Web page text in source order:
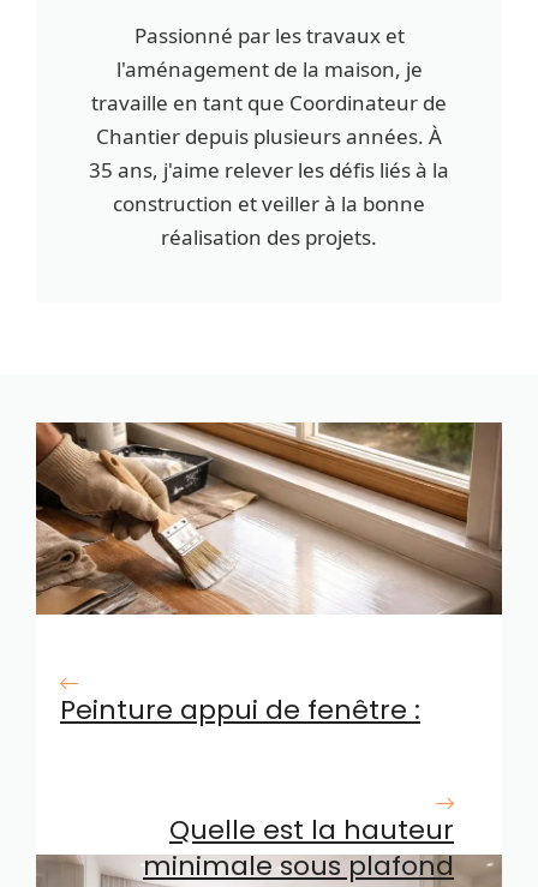
Passionné par les travaux et
l'aménagement de la maison, je
travaille en tant que Coordinateur de
Chantier depuis plusieurs années. À
35 ans, j'aime relever les défis liés à la
construction et veiller à la bonne
réalisation des projets.
Peinture appui de fenêtre :
Quelle est la hauteur
minimale sous plafond